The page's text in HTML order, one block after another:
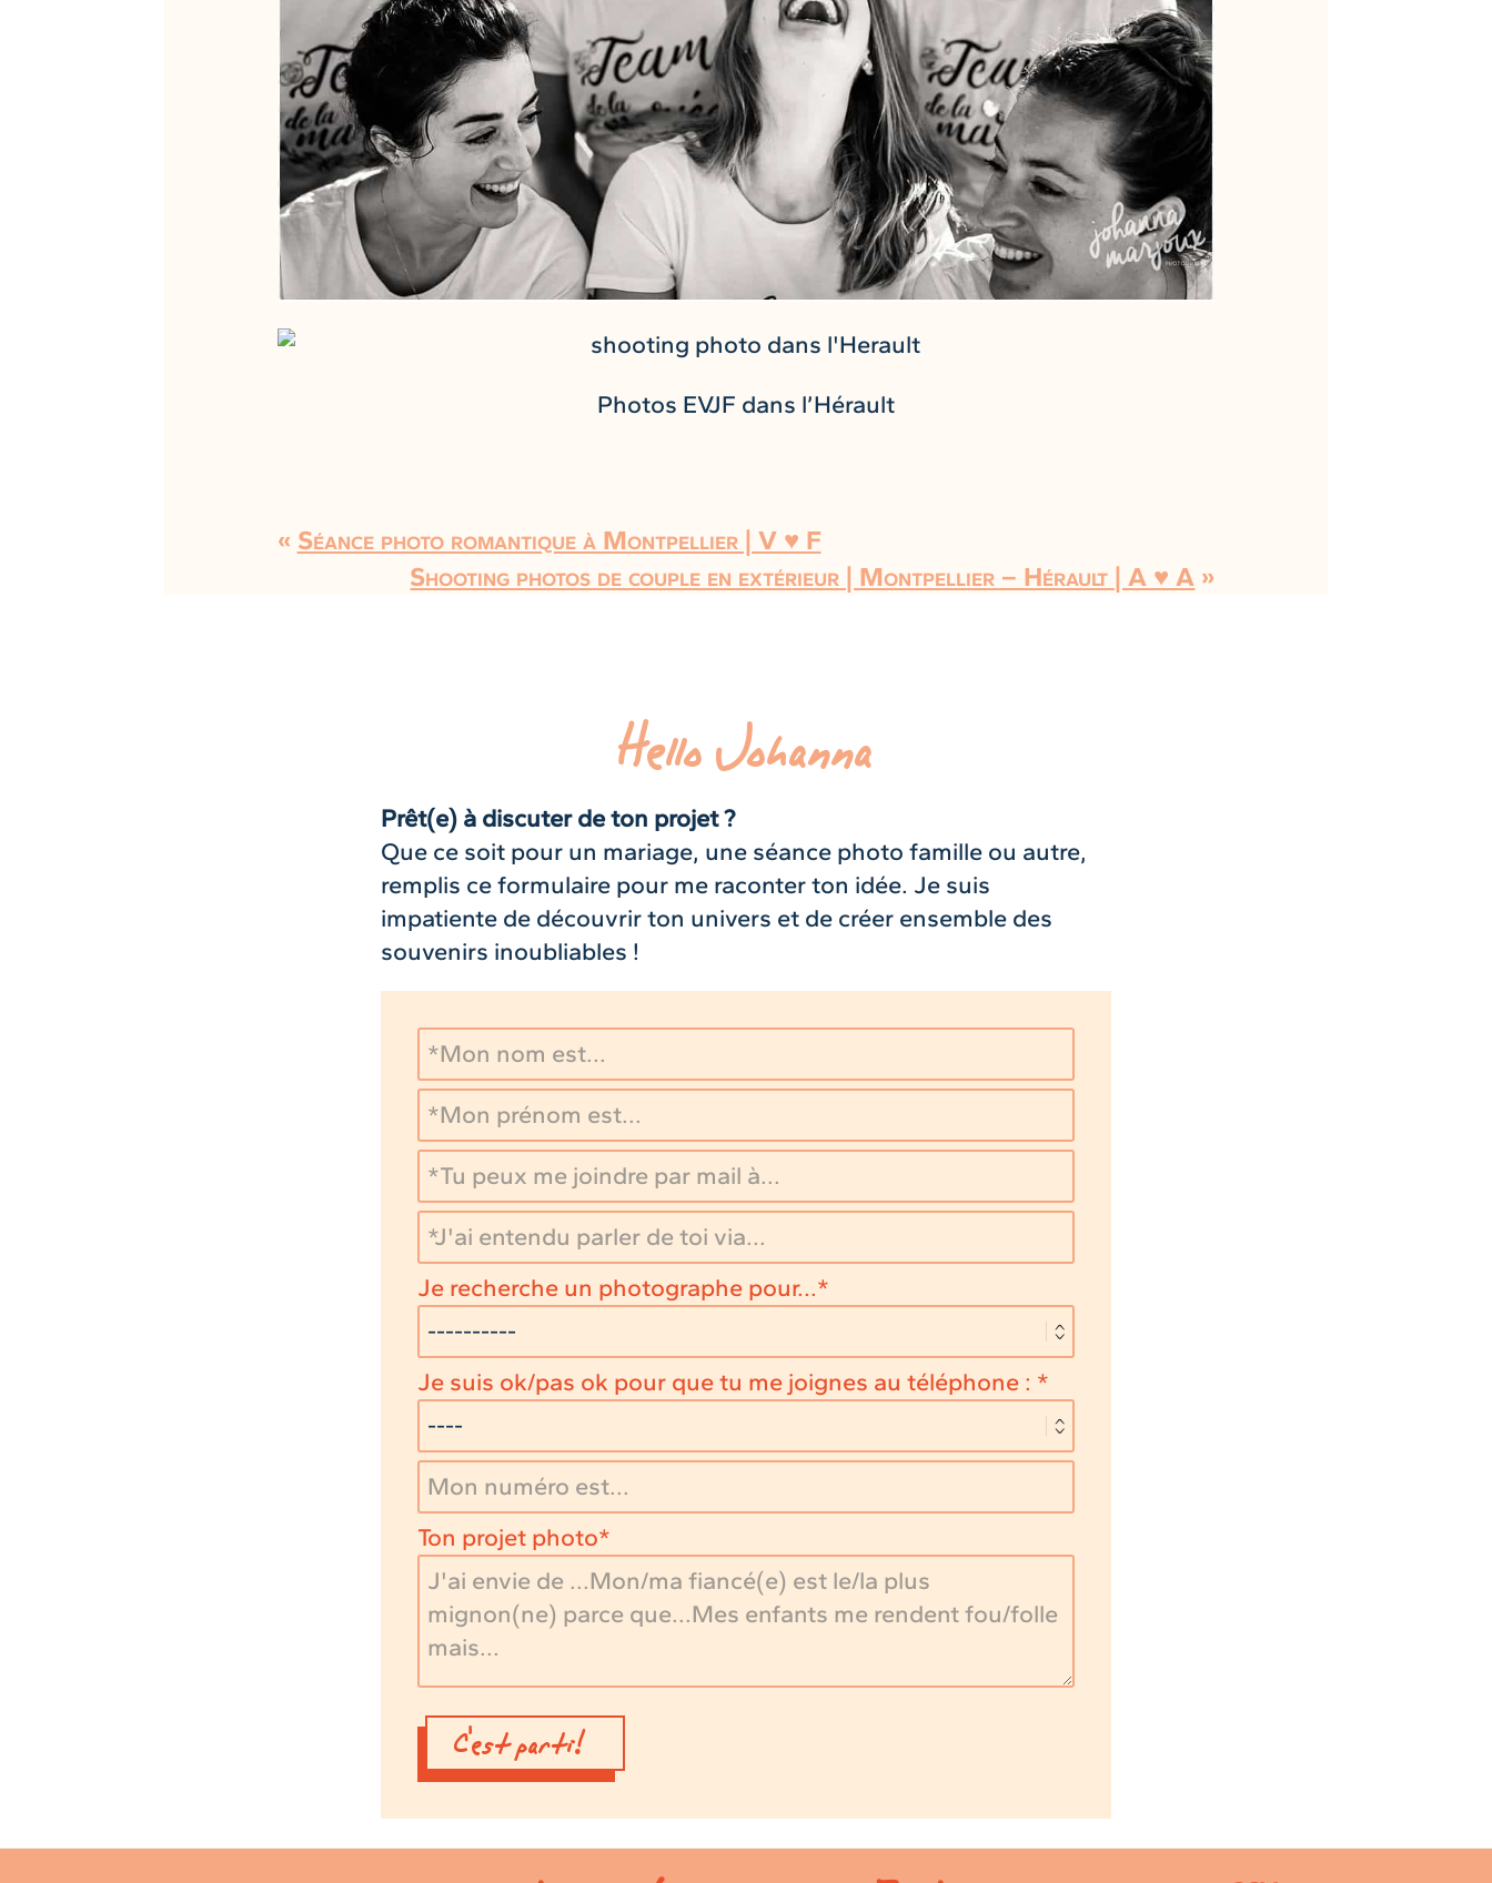
Photos EVJF dans l’Hérault
« Séance photo romantique à Montpellier | V ♥ F
Shooting photos de couple en extérieur | Montpellier – Hérault | A ♥ A »
Hello Johanna
Prêt(e) à discuter de ton projet ?
Que ce soit pour un mariage, une séance photo famille ou autre,
remplis ce formulaire pour me raconter ton idée. Je suis
impatiente de découvrir ton univers et de créer ensemble des
souvenirs inoubliables !
Je recherche un photographe pour...
Je suis ok/pas ok pour que tu me joignes au téléphone :
Ton projet photo
C'est parti!